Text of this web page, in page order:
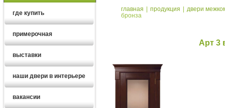
где купить
примерочная
выставки
наши двери в интерьере
вакансии
главная | продукция | двери
бронза
Арт 3